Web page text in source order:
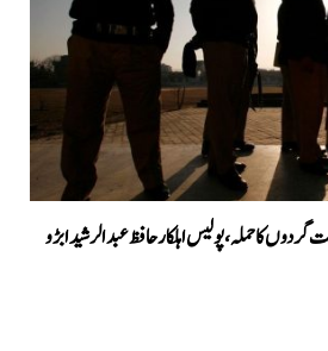
کا حملہ، پولیس اہلکار حافظ عبدالرشید ابڑو